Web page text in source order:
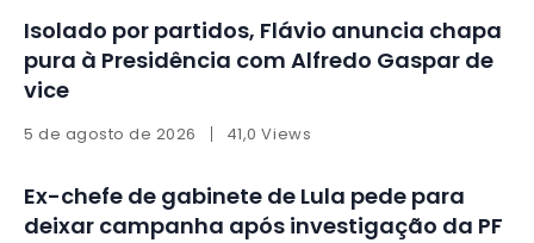
Isolado por partidos, Flávio anuncia chapa
pura à Presidência com Alfredo Gaspar de
vice
5 de agosto de 2026 41,0 Views
Ex-chefe de gabinete de Lula pede para
deixar campanha após investigação da PF